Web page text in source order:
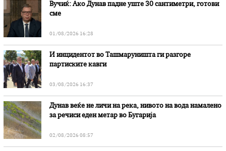
Вучиќ: Ако Дунав падне уште 30 сантиметри, готови
сме
01/08/2026 16:28
И инцидентот во Ташмаруништa ги разгоре
партиските кавги
03/08/2026 16:37
Дунав веќе не личи на река, нивото на вода намалено
за речиси еден метар во Бугарија
02/08/2026 08:57